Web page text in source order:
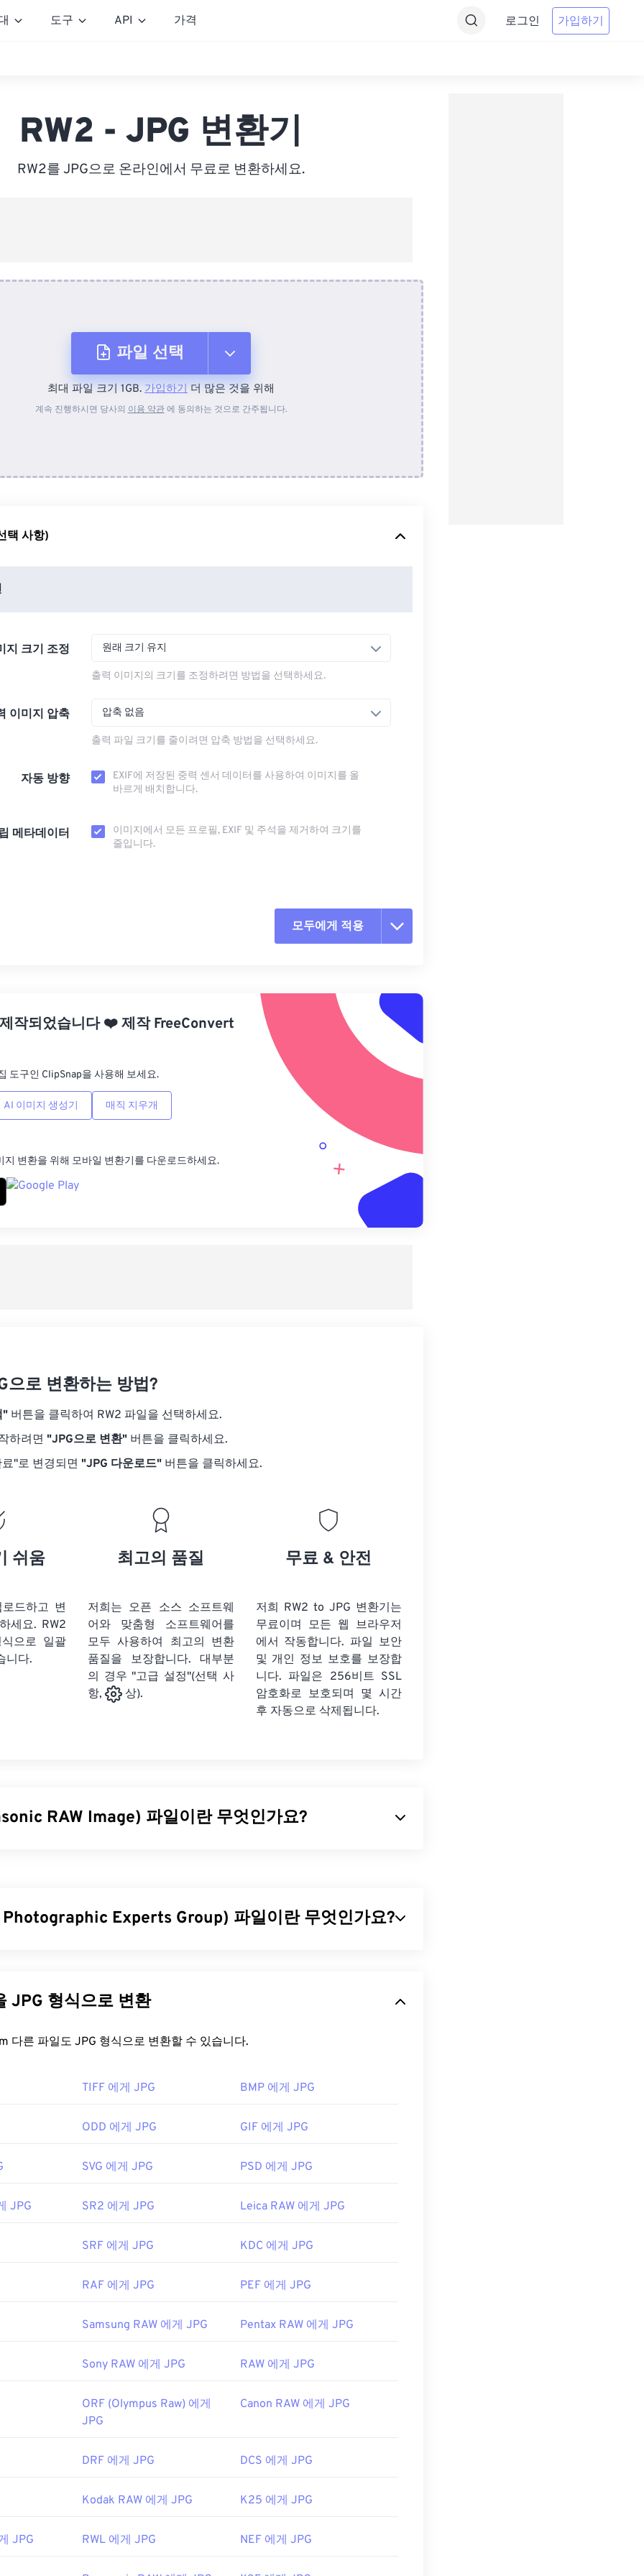
도구 API 가격 로그인 가입하기
RW2 - JPG 변환기
RW2를 JPG으로 온라인에서 무료로 변환하세요.
파일 선택
장치에서
최대 파일 크기 1GB. 가입하기 더 많은 것을 위해
계속 진행하시면 당사의 이용 약관에 동의하는 것으로 간주됩니다.
택 사항)
지 크기 조정 원래 크기 유지
출력 이미지의 크기를 조정하려면 방법을 선택하세요.
이미지 압축 압축 없음
출력 파일 크기를 줄이려면 압축 방법을 선택하세요.
자동 방향
EXIF에 저장된 중력 센서 데이터를 사용하여 이미지를 올
바르게 배치합니다.
메타데이터
이미지에서 모든 프로필, EXIF ​​및 주석을 제거하여 크기를
줄입니다.
모두에게 적용
사전 설정에서 적용
사전 설정으로 저장
작되었습니다❤️제작FreeConvert
도구인 ClipSnap을 사용해 보세요.
AI 이미지 생성기 매직 지우개
지 변환을 위해 모바일 변환기를 다운로드하세요.
으로 변환하는 방법?
" 버튼을 클릭하여 RW2 파일을 선택하세요.
하려면 "JPG으로 변환" 버튼을 클릭하세요.
"로 변경되면 "JPG 다운로드" 버튼을 클릭하세요.
쉬움
드하고 변
세요. RW2
으로 일괄
니다.
최고의 품질
저희는 오픈 소스 소프트웨
어와 맞춤형 소프트웨어를
모두 사용하여 최고의 변환
품질을 보장합니다. 대부분
의 경우 "고급 설정"(선택 사
항,
상).
무료 & 안전
저희 RW2 to JPG 변환기는
무료이며 모든 웹 브라우저
에서 작동합니다. 파일 보안
및 개인 정보 보호를 보장합
니다. 파일은 256비트 SSL
암호화로 보호되며 몇 시간
후 자동으로 삭제됩니다.
RAW Image) 파일이란 무엇인가요?
어떻게 여나요?
Adobe 제품을 사용하세요. Linux/Unix에서는 오픈 소스, 크로스 플랫폼, 무
을사용하세요.
는 XnView MP ,RawTherapee,IrfanView 가 있습니다. 유료 뷰어로는
있습니다. Windows에서는 LUMIX RAW Codec이
Experts Group) 파일이란 무엇인가요?
인터넷 전송 및 웹사이트 사용에 매우 적합합니다. 저희의
기를 최대 80%까지 줄일 수 있습니다!
필요하다면JPG를 WebP로 변환할 수 있습니다. WebP는 최신이고 압축률이
어떻게 여나요?
하면 기본 이미지 뷰어, 이미지 편집기 또는 웹 브라우저에서 열립니다. 특정
와 같은 Mac OS 애플리케이션에서 자동으로 열립니다. JPEG 이미지의 크기
Experts Group
9월 18일
용하여 이미지에서 색상을 선택하세요
다른 파일을 JPG 형식으로 변환
FreeConvert.com 다른 파일도 JPG 형식으로 변환할 수 있습니다.
TIFF 에게 JPG BMP 에게 JPG
ODD 에게 JPG GIF 에게 JPG
SVG 에게 JPG PSD 에게 JPG
JPG SR2 에게 JPG Leica RAW 에게 JPG
SRF 에게 JPG KDC 에게 JPG
RAF 에게 JPG PEF 에게 JPG
Samsung RAW 에게 JPG Pentax RAW 에게 JPG
Sony RAW 에게 JPG RAW 에게 JPG
ORF (Olympus Raw) 에게
JPG
Canon RAW 에게 JPG
DRF 에게 JPG DCS 에게 JPG
Kodak RAW 에게 JPG K25 에게 JPG
JPG RWL 에게 JPG NEF 에게 JPG